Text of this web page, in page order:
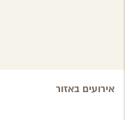
אירועים באזור